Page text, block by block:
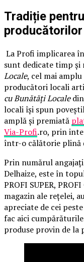
Tradiție
La Profi implicarea
sunt dedicate timp și
Locale, cel mai
producători locali
cu Bunătăți Localedin
locali își spun
amplă și premiată
Via-Profi.ro, prin
într-o călătorie plină
Prin numărul
Delhaize, este în
PROFI SUPER,
magazin ale rețelei,
apreciate de cei
fac aici
produse provin de la